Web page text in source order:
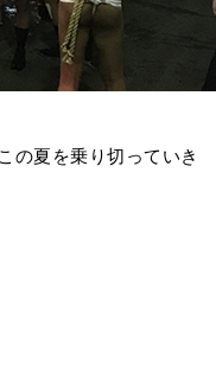
の夏を乗り切っていき